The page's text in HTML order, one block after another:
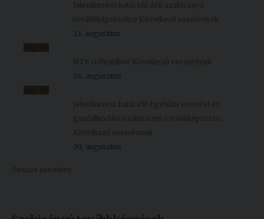
Jelentkezési határidő ÁJK szakirányú
továbbképzésekre Következő események
23, augusztus
HTK Gólyatábor Következő események
24, augusztus
Jelentkezési határidő Egyházi vezetési és
gazdálkodási szakirányú továbbképzésre...
Következő események
30, augusztus
Összes esemény